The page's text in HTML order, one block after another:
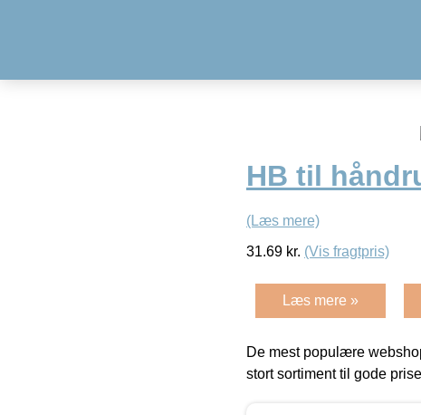
HB til
(Læs mere)
31.69 kr. (Vis fragtpris)
Læs mere »
De mest populære
stort sortiment til gode